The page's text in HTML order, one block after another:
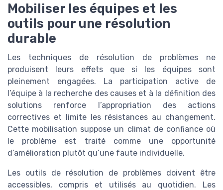
Mobiliser les équipes et les
outils pour une résolution
durable
Les techniques de résolution de problèmes ne
produisent leurs effets que si les équipes sont
pleinement engagées. La participation active de
l’équipe à la recherche des causes et à la définition des
solutions renforce l’appropriation des actions
correctives et limite les résistances au changement.
Cette mobilisation suppose un climat de confiance où
le problème est traité comme une opportunité
d’amélioration plutôt qu’une faute individuelle.
Les outils de résolution de problèmes doivent être
accessibles, compris et utilisés au quotidien. Les